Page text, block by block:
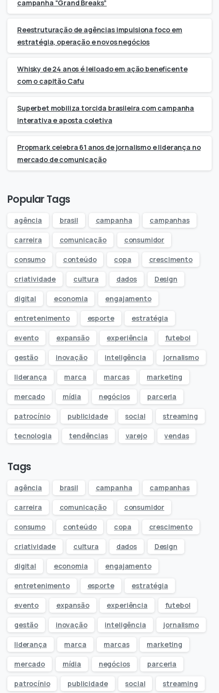
campanha “Grand Breaks”
Reestruturação de agências impulsiona foco em
estratégia, operação e novos negócios
Whisky de 24 anos é leiloado em ação beneficente
com o capitão Cafu
Superbet mobiliza torcida brasileira com campanha
interativa e aposta coletiva
Propmark celebra 61 anos de jornalismo e liderança no
mercado de comunicação
Popular Tags
agência brasil campanha campanhas
carreira comunicação consumidor
consumo conteúdo copa crescimento
criatividade cultura dados Design
digital economia engajamento
entretenimento esporte estratégia
evento expansão experiência futebol
gestão inovação inteligência jornalismo
liderança marca marcas marketing
mercado mídia negócios parceria
patrocínio publicidade social streaming
tecnologia tendências varejo vendas
Tags
agência brasil campanha campanhas
carreira comunicação consumidor
consumo conteúdo copa crescimento
criatividade cultura dados Design
digital economia engajamento
entretenimento esporte estratégia
evento expansão experiência futebol
gestão inovação inteligência jornalismo
liderança marca marcas marketing
mercado mídia negócios parceria
patrocínio publicidade social streaming